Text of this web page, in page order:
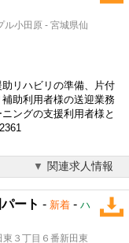
小田原 - 宮城県仙
リハビリの準備、片付
助利用者様の送迎業務
ングの支援利用者様と
関連求人情報
ート - 新着 - ハ
３丁目６番新田東